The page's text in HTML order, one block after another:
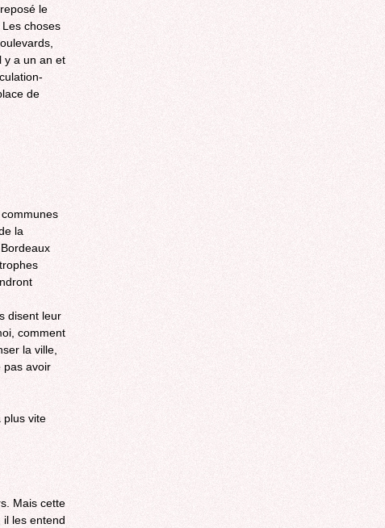
le
choses
y a un an et
de
la
disent leur
comment
la ville,
pas avoir
plus vite
Mais cette
les entend